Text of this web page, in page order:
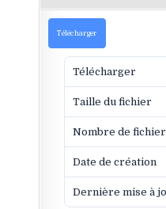
Télécharger
Télécharger
Taille du fichier
Nombre de
Date de création
Dernière mise à